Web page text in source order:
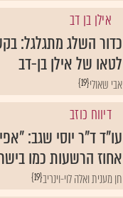
אילן בן דב
כדור השלג מתגלגל:
לטאו של אילן בן-דב
{19}אבי שאולי
דיווח כוזב
עו"ד ד"ר יוסי שגב:
אחוז הרשעות כמו
{19}חן מענית ואלה לוי-וינריב